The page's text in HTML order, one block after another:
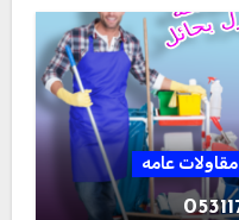
مقاولات عامه